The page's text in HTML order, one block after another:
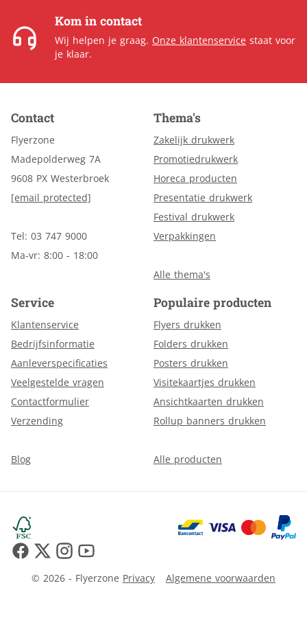
Kom in contact
Wij helpen je graag. Onze klantenservice staat voor
je klaar.
Contact
Flyerzone
Madepolderweg 7A
9608 PX Westerbroek
[email protected]
Tel: 03 747 9000
Ma-vr: 8:00 - 18:00
Thema's
Zakelijk drukwerk
Promotiedrukwerk
Horeca producten
Presentatie drukwerk
Festival drukwerk
Verpakkingen
Alle thema's
Service
Klantenservice
Bedrijfsinformatie
Aanleverspecificaties
Veelgestelde vragen
Contactformulier
Verzending
Blog
Populaire producten
Flyers drukken
Folders drukken
Posters drukken
Visitekaartjes drukken
Ansichtkaarten drukken
Rollup banners drukken
Alle producten
© 2026 - Flyerzone Privacy Algemene voorwaarden